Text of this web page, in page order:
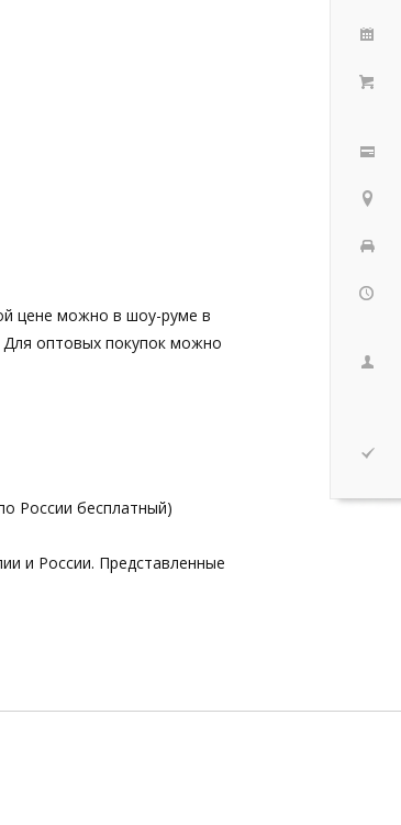
цене можно в шоу-руме в
оптовых покупок можно
России бесплатный)
и России. Представленные